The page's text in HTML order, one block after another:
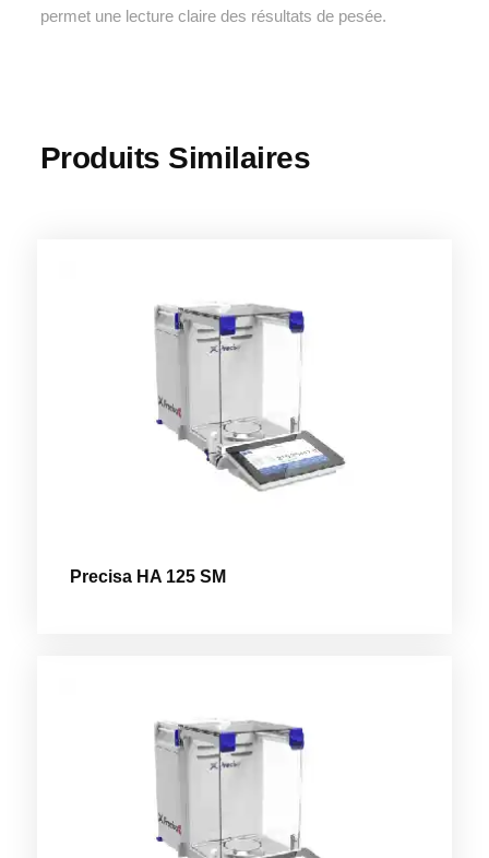
permet une lecture claire des résultats de pesée.
Produits Similaires
Precisa HA 125 SM